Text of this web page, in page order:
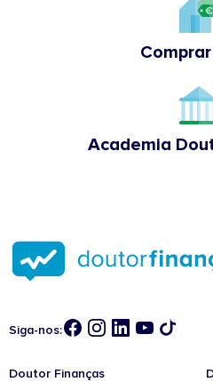
Academia
Siga-nos:
Doutor Finanças